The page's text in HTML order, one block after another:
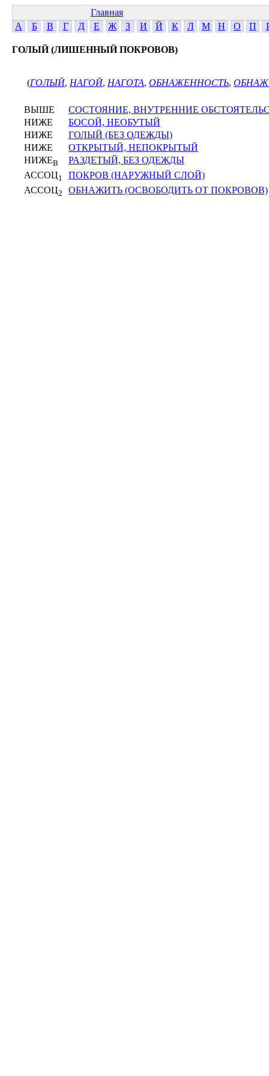
Главная
А
Б В Г Д Е Ж З И Й К Л М Н О П
ГОЛЫЙ (ЛИШЕННЫЙ ПОКРОВОВ)
(ГОЛЫЙ, НАГОЙ, НАГОТА, ОБНАЖЕННОСТЬ,
ВЫШЕ
СОСТОЯНИЕ, ВНУТРЕННИЕ
НИЖЕ
БОСОЙ, НЕОБУТЫЙ
НИЖЕ
ГОЛЫЙ (БЕЗ ОДЕЖДЫ)
НИЖЕ
ОТКРЫТЫЙ, НЕПОКРЫТЫЙ
НИЖЕВ
РАЗДЕТЫЙ, БЕЗ ОДЕЖДЫ
АССОЦ1
ПОКРОВ (НАРУЖНЫЙ СЛОЙ)
АССОЦ2 ОБНАЖИТЬ (ОСВОБОДИТЬ ОТ ПОКРОВОВ)